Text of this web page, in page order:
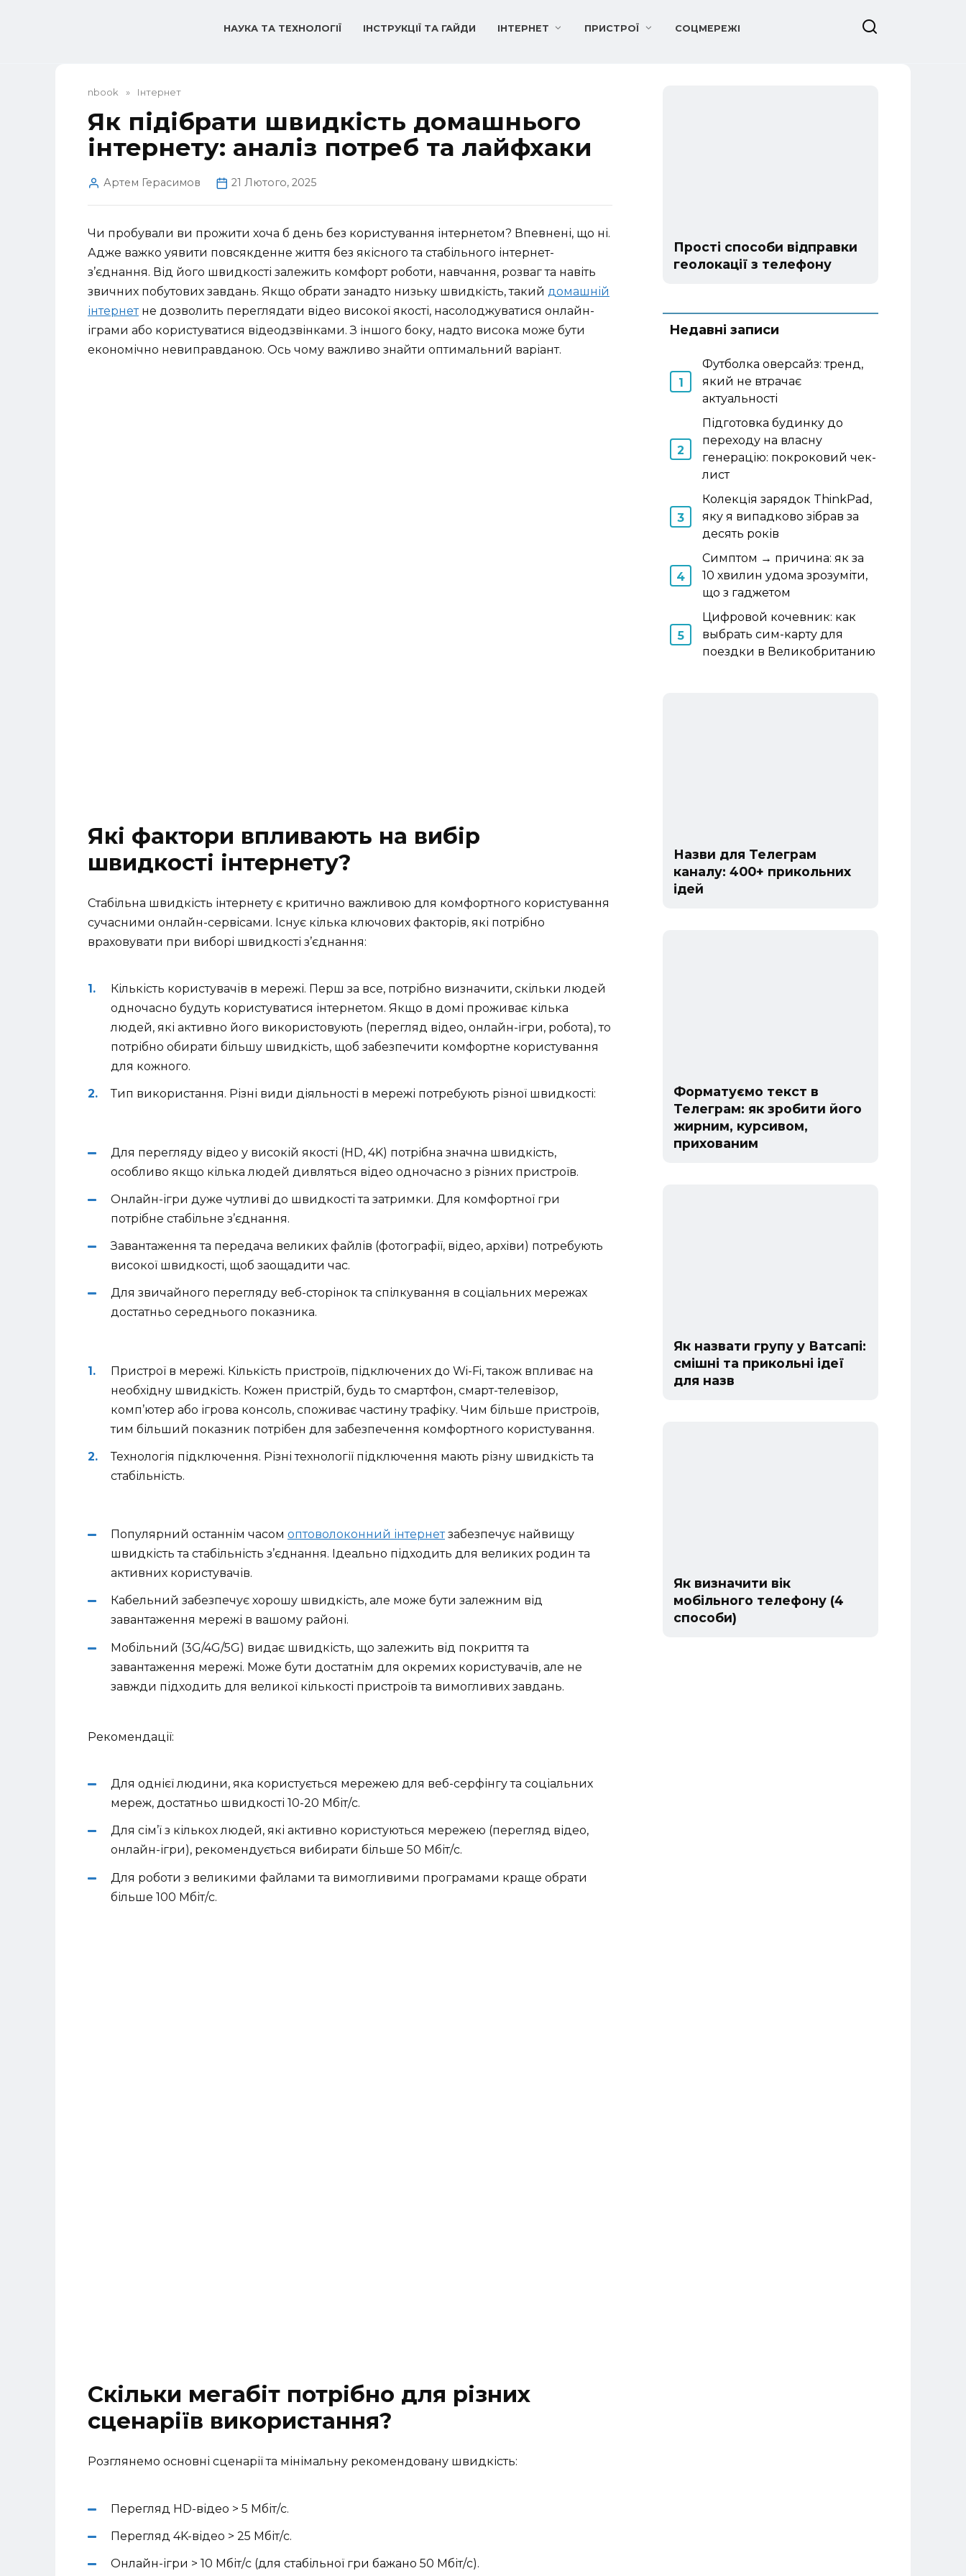
НАУКА ТА ТЕХНОЛОГІЇ ІНСТРУКЦІЇ ТА ГАЙДИ ІНТЕРНЕТ ПРИСТРОЇ СОЦМЕРЕЖІ
nbook » Інтернет
Як підібрати швидкість домашнього
інтернету: аналіз потреб та лайфхаки
Артем Герасимов 21 Лютого, 2025
Чи пробували ви прожити хоча б день без користування інтернетом? Впевнені, що ні.
Адже важко уявити повсякденне життя без якісного та стабільного інтернет-
з’єднання. Від його швидкості залежить комфорт роботи, навчання, розваг та навіть
звичних побутових завдань. Якщо обрати занадто низьку швидкість, такий домашній
інтернетне дозволить переглядати відео високої якості, насолоджуватися онлайн-
іграми або користуватися відеодзвінками. З іншого боку, надто висока може бути
економічно невиправданою. Ось чому важливо знайти оптимальний варіант.
Які фактори впливають на вибір
швидкості інтернету?
Стабільна швидкість інтернету є критично важливою для комфортного користування
сучасними онлайн-сервісами. Існує кілька ключових факторів, які потрібно
враховувати при виборі швидкості з’єднання:
Кількість користувачів в мережі. Перш за все, потрібно визначити, скільки людей
одночасно будуть користуватися інтернетом. Якщо в домі проживає кілька
людей, які активно його використовують (перегляд відео, онлайн-ігри, робота), то
потрібно обирати більшу швидкість, щоб забезпечити комфортне користування
для кожного.
Тип використання. Різні види діяльності в мережі потребують різної швидкості:
Для перегляду відео у високій якості (HD, 4K) потрібна значна швидкість,
особливо якщо кілька людей дивляться відео одночасно з різних пристроїв.
Онлайн-ігри дуже чутливі до швидкості та затримки. Для комфортної гри
потрібне стабільне з’єднання.
Завантаження та передача великих файлів (фотографії, відео, архіви) потребують
високої швидкості, щоб заощадити час.
Для звичайного перегляду веб-сторінок та спілкування в соціальних мережах
достатньо середнього показника.
Пристрої в мережі. Кількість пристроїв, підключених до Wi-Fi, також впливає на
необхідну швидкість. Кожен пристрій, будь то смартфон, смарт-телевізор,
комп’ютер або ігрова консоль, споживає частину трафіку. Чим більше пристроїв,
тим більший показник потрібен для забезпечення комфортного користування.
Технологія підключення. Різні технології підключення мають різну швидкість та
стабільність.
Популярний останнім часом оптоволоконний інтернетзабезпечує найвищу
швидкість та стабільність з’єднання. Ідеально підходить для великих родин та
активних користувачів.
Кабельний забезпечує хорошу швидкість, але може бути залежним від
завантаження мережі в вашому районі.
Мобільний (3G/4G/5G) видає швидкість, що залежить від покриття та
завантаження мережі. Може бути достатнім для окремих користувачів, але не
завжди підходить для великої кількості пристроїв та вимогливих завдань.
Рекомендації:
Для однієї людини, яка користується мережею для веб-серфінгу та соціальних
мереж, достатньо швидкості 10-20 Мбіт/с.
Для сім’ї з кількох людей, які активно користуються мережею (перегляд відео,
онлайн-ігри), рекомендується вибирати більше 50 Мбіт/с.
Для роботи з великими файлами та вимогливими програмами краще обрати
більше 100 Мбіт/с.
Скільки мегабіт потрібно для різних
сценаріїв використання?
Розглянемо основні сценарії та мінімальну рекомендовану швидкість:
Перегляд HD-відео > 5 Мбіт/с.
Перегляд 4K-відео > 25 Мбіт/с.
Онлайн-ігри > 10 Мбіт/с (для стабільної гри бажано 50 Мбіт/с).
Прості способи відправки
геолокації з телефону
Недавні записи
Футболка оверсайз: тренд,
який не втрачає
актуальності
Підготовка будинку до
переходу на власну
генерацію: покроковий чек-
лист
Колекція зарядок ThinkPad,
яку я випадково зібрав за
десять років
Симптом → причина: як за
10 хвилин удома зрозуміти,
що з гаджетом
Цифровой кочевник: как
выбрать сим-карту для
поездки в Великобританию
Назви для Телеграм
каналу: 400+ прикольних
ідей
Форматуємо текст в
Телеграм: як зробити його
жирним, курсивом,
прихованим
Як назвати групу у Ватсапі:
смішні та прикольні ідеї
для назв
Як визначити вік
мобільного телефону (4
способи)